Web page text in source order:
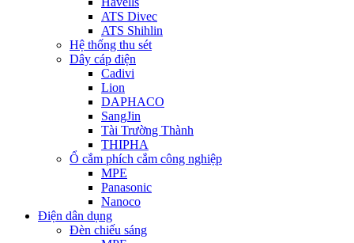
ATS Divec
ATS Shihlin
Hệ thống thu sét
Dây cáp điện
Cadivi
Lion
DAPHACO
SangJin
Tài Trường Thành
THIPHA
Ổ cắm phích cắm công nghiệp
MPE
Panasonic
Nanoco
Điện dân dụng
Đèn chiếu sáng